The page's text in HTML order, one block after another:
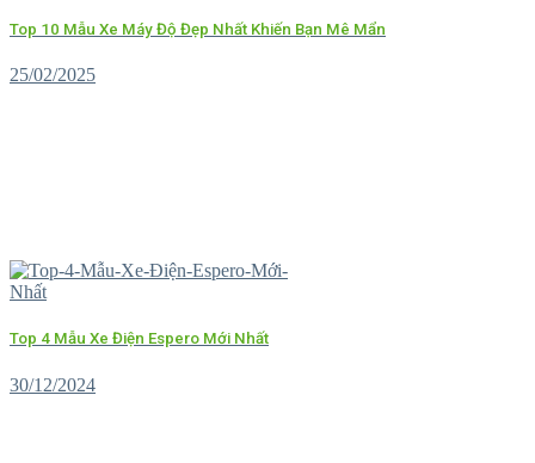
Top 10 Mẫu Xe Máy Độ Đẹp Nhất Khiến Bạn Mê Mẩn
25/02/2025
Top 4 Mẫu Xe Điện Espero Mới Nhất
30/12/2024